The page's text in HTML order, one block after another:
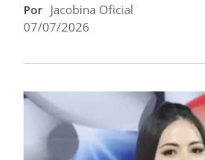
Por Jacobina Oficial
07/07/2026